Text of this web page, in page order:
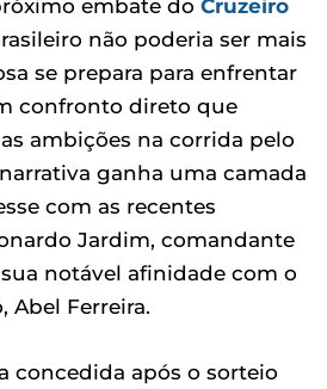
embate do Cruzeiro
não poderia ser mais
se prepara para enfrentar
confronto direto que
ambições na corrida pelo
ganha uma camada
com as recentes
Jardim, comandante
notável afinidade com o
Abel Ferreira.
concedida após o sorteio